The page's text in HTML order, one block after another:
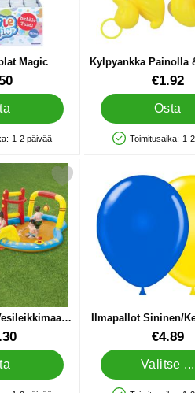
Magic
1-2 päivää
Kylpyankka Painolla
Tuote.nro 84800€1.92
Osta
Saatavuus:
Toimitusaika: 1-
Vesileikkimaa Champ suosikiksi
Ilmapallot Sininen/
Tuote.nro 10453€4.89
Valitse ...
Merkitse